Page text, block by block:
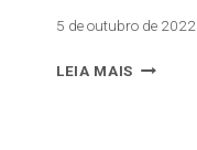
5 de outubro de 2022
LEIA MAIS